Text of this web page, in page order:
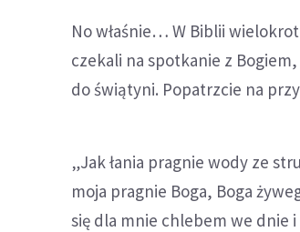
No właśnie… W Biblii
czekali na spotkanie z
do świątyni. Popatrzcie na
„Jak łania pragnie wody ze
moja pragnie Boga, Boga
się dla mnie chlebem we dnie